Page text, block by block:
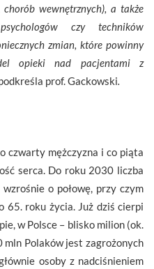
wewnętrznych), a także
czy techników
zmian, które powinny
opieki nad pacjentami z
prof. Gackowski
czwarty mężczyzna i co piąta
serca. Do roku 2030 liczba
o połowę, przy czym
65. roku życia. Już dziś cierpi
w Polsce – blisko milion (ok.
mln Polaków jest zagrożonych
osoby z nadciśnieniem